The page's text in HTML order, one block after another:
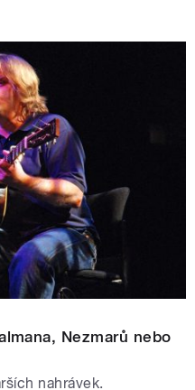
Nezmarů nebo
nahrávek.